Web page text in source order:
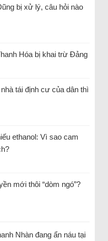
bị xử lý, câu hỏi nào
Hóa bị khai trừ Đảng
tái định cư của dân thì
ethanol: Vì sao cam
mới thôi “dòm ngó”?
Nhàn đang ẩn náu tại